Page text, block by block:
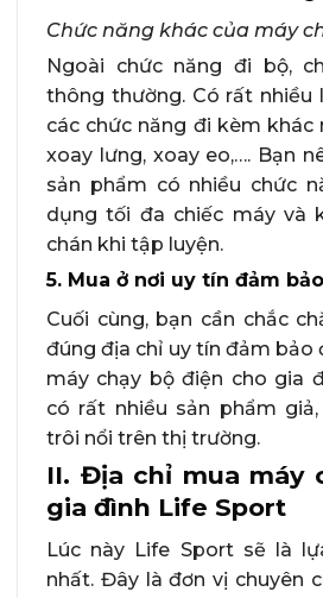
Chức năng khác của máy
Ngoài chức năng đi bộ,
thông thường. Có rất nhiều
các chức năng đi kèm khác
xoay lưng, xoay eo,…. Bạn
sản phẩm có nhiều chức
dụng tối đa chiếc máy và
chán khi tập luyện.
5. Mua ở nơi uy tín đảm bảo
Cuối cùng, bạn cần chắc
đúng địa chỉ uy tín đảm bảo
máy chạy bộ điện cho gia
có rất nhiều sản phẩm
trôi nổi trên thị trường.
II. Địa chỉ mua máy
gia đình Life Sport
Lúc này Life Sport sẽ là
nhất. Đây là đơn vị chuyên